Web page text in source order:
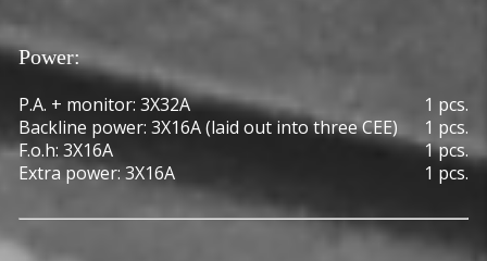
Power:
P.A. + monitor: 3X32A
1 pcs.
Backline power: 3X16A (laid out into three CEE)
1 pcs.
F.o.h: 3X16A
1 pcs.
Extra power: 3X16A
1 pcs.